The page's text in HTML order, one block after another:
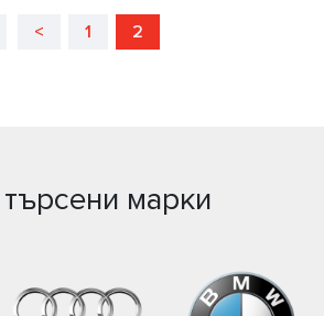
< 1 2
марки